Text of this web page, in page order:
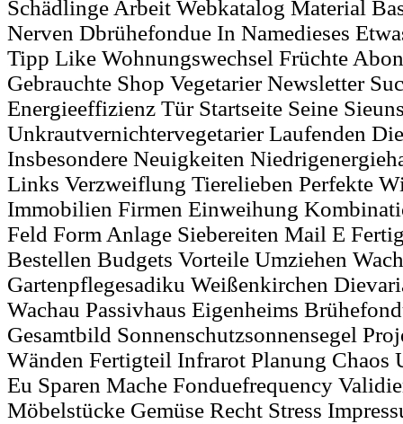
Schädlinge Arbeit Webkatalog Material
Nerven Dbrühefondue In Namedieses
Tipp Like Wohnungswechsel Früchte
Gebrauchte Shop Vegetarier Newsletter
Energieeffizienz Tür Startseite Seine
Unkrautvernichtervegetarier Laufenden
Insbesondere Neuigkeiten
Links Verzweiflung Tierelieben Perfekte
Immobilien Firmen Einweihung
Feld Form Anlage Siebereiten Mail E
Bestellen Budgets Vorteile Umziehen
Gartenpflegesadiku Weißenkirchen
Wachau Passivhaus Eigenheims
Gesamtbild Sonnenschutzsonnensegel
Wänden Fertigteil Infrarot Planung Chaos
Eu Sparen Mache Fonduefrequency
Möbelstücke Gemüse Recht Stress